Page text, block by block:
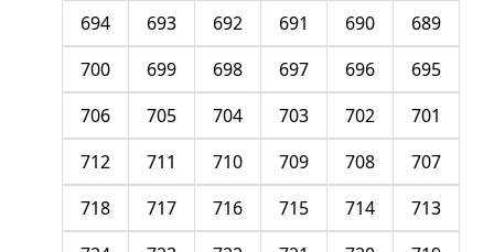
689
690
691
692
693
694
695
696
697
698
699
700
701
702
703
704
705
706
707
708
709
710
711
712
713
714
715
716
717
718